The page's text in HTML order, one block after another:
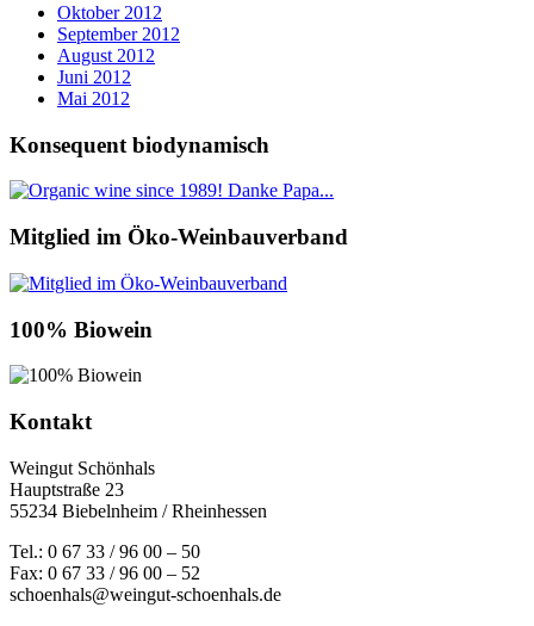
Oktober 2012
September 2012
August 2012
Juni 2012
Mai 2012
Konsequent biodynamisch
Mitglied im Öko-Weinbauverband
100% Biowein
Kontakt
Weingut Schönhals
Hauptstraße 23
55234 Biebelnheim / Rheinhessen
Tel.: 0 67 33 / 96 00 – 50
Fax: 0 67 33 / 96 00 – 52
schoenhals@weingut-schoenhals.de